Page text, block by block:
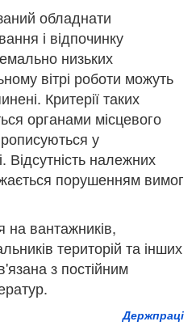
обладнати
і відпочинку
низьких
вітрі роботи можуть
Критерії таких
органами місцевого
у
Відсутність належних
порушенням вимог
вантажників,
територій та інших
з постійним
Держпраці